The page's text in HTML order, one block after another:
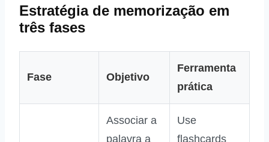
Estratégia de memorização em
três fases
Fase Objetivo
Ferramenta
prática
Associar a
palavra a
Use
flashcards